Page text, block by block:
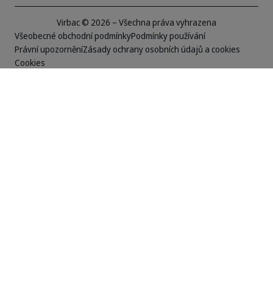
Virbac © 2026 – Všechna práva vyhrazena
Všeobecné obchodní podmínkyPodmínky používání
Právní upozorněníZásady ochrany osobních údajů a cookies
Cookies